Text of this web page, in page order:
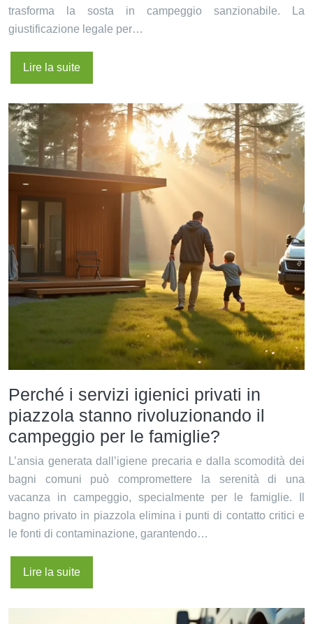
trasforma la sosta in campeggio sanzionabile. La
giustificazione legale per…
Lire la suite
Perché i servizi igienici privati in
piazzola stanno rivoluzionando il
campeggio per le famiglie?
L’ansia generata dall’igiene precaria e dalla scomodità dei
bagni comuni può compromettere la serenità di una
vacanza in campeggio, specialmente per le famiglie. Il
bagno privato in piazzola elimina i punti di contatto critici e
le fonti di contaminazione, garantendo…
Lire la suite